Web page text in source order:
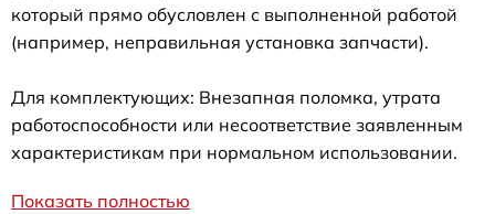
который прямо обусловлен с выполненной работой
(например, неправильная установка запчасти).
Для комплектующих: Внезапная поломка, утрата
работоспособности или несоответствие заявленным
характеристикам при нормальном использовании.
Показать полностью